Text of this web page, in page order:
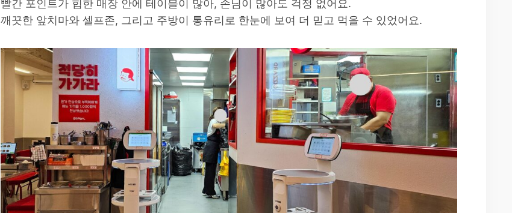
빨간 포인트가 힙한 매장 안에 테이블이 많아, 손님이 많아도 걱정 없어요.
깨끗한 앞치마와 셀프존, 그리고 주방이 통유리로 한눈에 보여 더 믿고 먹을 수 있었어요.